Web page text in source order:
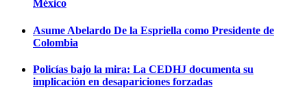
México
Asume Abelardo De la Espriella como Presidente de
Colombia
Policías bajo la mira: La CEDHJ documenta su
implicación en desapariciones forzadas